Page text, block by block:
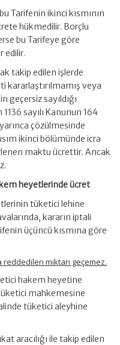
Tarifenin ikinci kısmının
hükmedilir. Borçlu
bu Tarifeye göre
edilir.
takip edilen işlerde
kararlaştırılmamış veya
geçersiz sayıldığı
sayılı Kanunun 164
çözülmesinde
ikinci bölümünde icra
maktu ücrettir. Ancak
heyetlerinde ücret
tüketici lehine
kararın iptali
üçüncü kısmına göre
miktarı geçemez.
hakem heyetine
mahkemesine
tüketici aleyhine
aracılığı ile takip edilen